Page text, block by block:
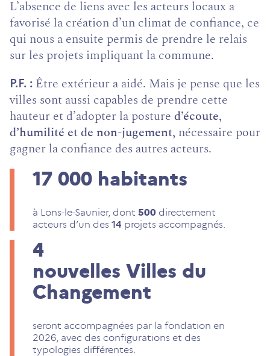
L’absence de liens avec les acteurs locaux a
favorisé la création d’un climat de confiance, ce
qui nous a ensuite permis de prendre le relais
sur les projets impliquant la commune.
P.F.
Être extérieur a aidé. Mais je pense que les
villes sont aussi capables de prendre cette
hauteur et d’adopter la posture d’écoute,
d’humilité et de non-jugement, nécessaire pour
gagner la confiance des autres acteurs.
17 000 habitants
à Lons-le-Saunier, dont 500 directement
acteurs d’un des 14 projets accompagnés.
4
nouvelles Villes du
Changement
seront accompagnées par la fondation en
2026, avec des configurations et des
typologies différentes.